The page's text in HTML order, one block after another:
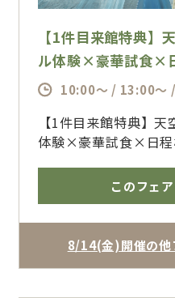
【1件目来館特典】
ル体験×豪華試食×
10:00～ / 13:00～
【1件目来館特典】
体験×豪華試食×日程
ア。ザ・フォレスト
駅直結の好立地、地
ゲストに喜ばれる料
一日で体験できます
同席、他会場との比
このフェ
8/14(金)開催の他